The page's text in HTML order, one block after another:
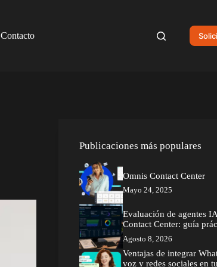
Contacto
Publicaciones más populares
Omnis Contact Center
Mayo 24, 2025
Evaluación de agentes
Contact Center: guía
Agosto 8, 2026
Ventajas de integrar
voz y redes sociales en